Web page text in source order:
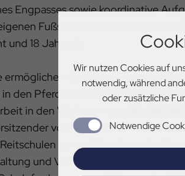
Wir nutzen Cookies auf
notwendig, während
oder zusätzliche
Notwendige
Engpasses sowie koordinative
Fußspitze. Die Reiterinnen und
und 18 Jahre alt.
ermöglichen Kindern, Jugendlichen
den Pferdesport und bilden die
in den Vereinen“, sagt
von Pferdesport
vor großen
und Versorgung der Pferde